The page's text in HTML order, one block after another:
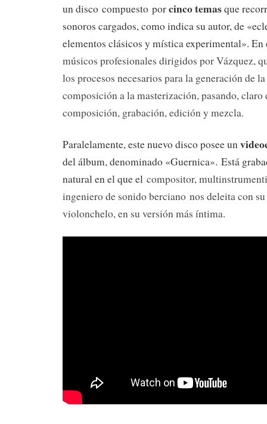
un disco compuesto porcinco temasque
sonoros cargados, como indica su autor, de
elementos clásicos y mística experimental».
músicos profesionales dirigidos por Vázquez,
los procesos necesarios para la generación de
composición a la masterización, pasando, claro
composición, grabación, edición y mezcla.
Paralelamente, este nuevo disco posee un
del álbum, denominado «Guernica». Está
natural en el que el compositor,
ingeniero de sonido berciano nos deleita con
violonchelo, en su versión más íntima.